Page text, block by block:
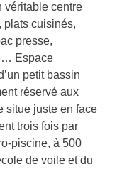
véritable centre
plats cuisinés,
presse,
Espace
petit bassin
réservé aux
situe juste en face
trois fois par
piscine, à 500
de voile et du